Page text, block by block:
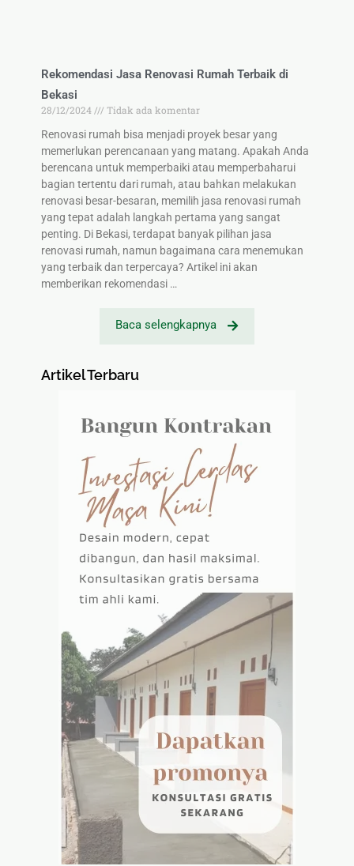
Rekomendasi Jasa Renovasi Rumah Terbaik di
Bekasi
28/12/2024
Tidak ada komentar
Renovasi rumah bisa menjadi proyek besar yang
memerlukan perencanaan yang matang. Apakah Anda
berencana untuk memperbaiki atau memperbaharui
bagian tertentu dari rumah, atau bahkan melakukan
renovasi besar-besaran, memilih jasa renovasi rumah
yang tepat adalah langkah pertama yang sangat
penting. Di Bekasi, terdapat banyak pilihan jasa
renovasi rumah, namun bagaimana cara menemukan
yang terbaik dan terpercaya? Artikel ini akan
memberikan rekomendasi …
Baca selengkapnya
Artikel Terbaru